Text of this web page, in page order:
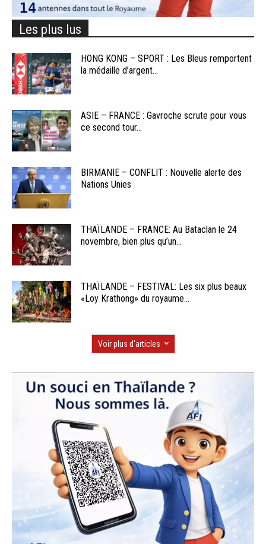
Les plus lus
HONG KONG – SPORT : Les Bleus remportent
la médaille d’argent...
ASIE – FRANCE : Gavroche scrute pour vous
ce second tour...
BIRMANIE – CONFLIT : Nouvelle alerte des
Nations Unies
THAÏLANDE – FRANCE: Au Bataclan le 24
novembre, bien plus qu’un...
THAÏLANDE – FESTIVAL: Les six plus beaux
«Loy Krathong» du royaume...
Voir plus d'articles